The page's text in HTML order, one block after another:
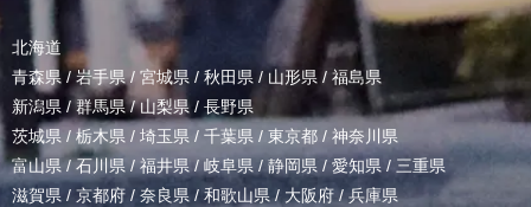
北海道
青森県 / 岩手県/ 宮城県 / 秋田県 / 山形県/ 福島県
新潟県 /群馬県/山梨県 / 長野県
茨城県 / 栃木県 / 埼玉県 / 千葉県 / 東京都 / 神奈川県
富山県 /石川県/福井県/岐阜県 / 静岡県 / 愛知県 / 三重県
滋賀県 / 京都府 / 奈良県 / 和歌山県/ 大阪府 /兵庫県